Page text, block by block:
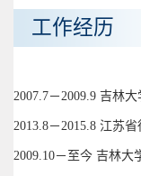
工作经历
2007.7－2009.9 吉林
2013.8－2015.8 江苏
2009.10－至今 吉林大